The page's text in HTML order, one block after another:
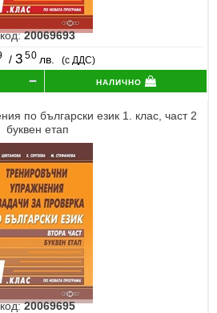
код:20069693
/ 3 50 лв. (с ДДС)
налично
по български език 1. клас, част 2
буквен етап
код:20069695